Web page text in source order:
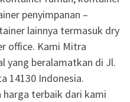
penyimpanan –
lainnya termasuk dry
office. Kami Mitra
yang beralamatkan di Jl.
14130 Indonesia.
harga terbaik dari kami